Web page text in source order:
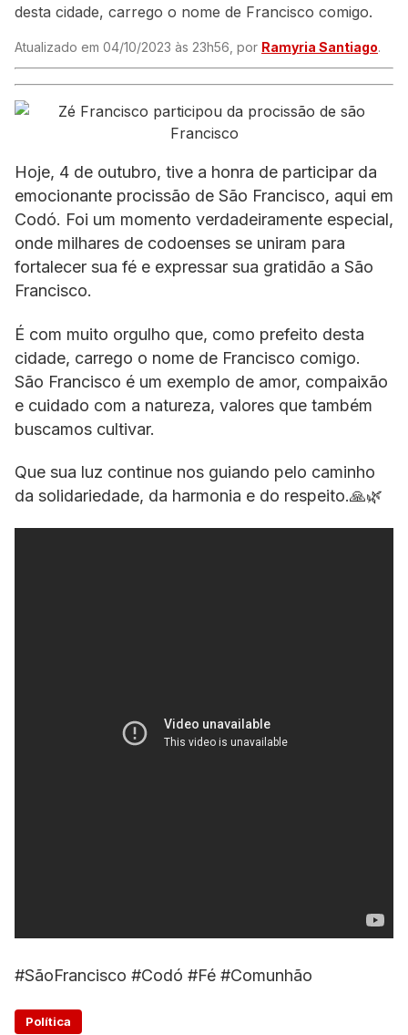
desta cidade, carrego o nome de Francisco comigo.
Atualizado em 04/10/2023 às 23h56, por Ramyria Santiago.
Hoje, 4 de outubro, tive a honra de participar da
emocionante procissão de São Francisco, aqui em
Codó. Foi um momento verdadeiramente especial,
onde milhares de codoenses se uniram para
fortalecer sua fé e expressar sua gratidão a São
Francisco.
É com muito orgulho que, como prefeito desta
cidade, carrego o nome de Francisco comigo.
São Francisco é um exemplo de amor, compaixão
e cuidado com a natureza, valores que também
buscamos cultivar.
Que sua luz continue nos guiando pelo caminho
da solidariedade, da harmonia e do respeito.🙏🌿
#SãoFrancisco #Codó #Fé #Comunhão
Política